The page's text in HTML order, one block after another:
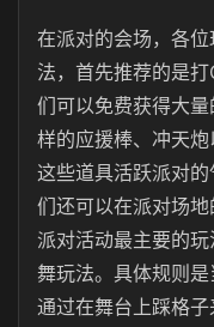
在派对的会场，各
法，首先推荐的是
们可以免费获得大
样的应援棒、冲天
这些道具活跃派对
们还可以在派对场
派对活动最主要的
舞玩法。具体规则
通过在舞台上踩格